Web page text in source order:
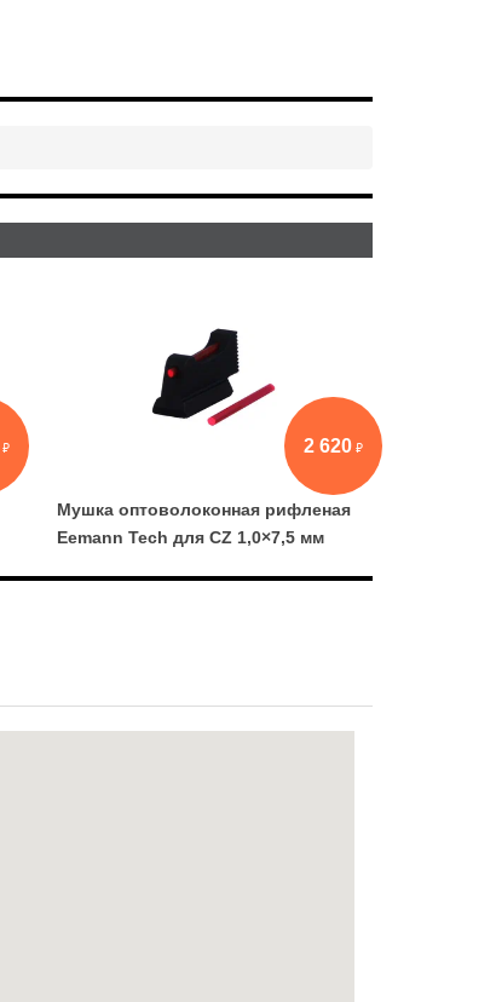
2 620
Мушка оптоволоконная рифленая
Eemann Tech для CZ 1,0×7,5 мм